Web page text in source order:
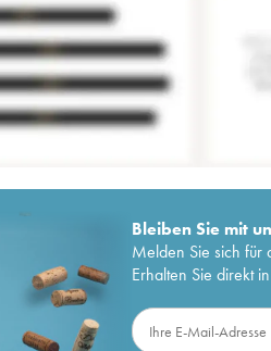
Bleiben Sie mit
Melden Sie sich für
Erhalten Sie direkt